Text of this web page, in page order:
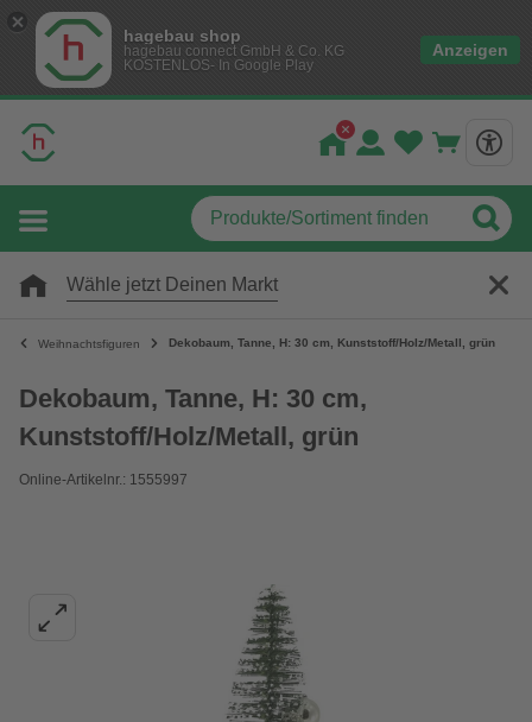
hagebau shop
hagebau connect GmbH & Co. KG
KOSTENLOS- In Google Play
Anzeigen
Wähle jetzt Deinen Markt
Weihnachtsfiguren Dekobaum, Tanne, H: 30 cm, Kunststoff/Holz/Metall, grün
Dekobaum, Tanne, H: 30 cm,
Kunststoff/Holz/Metall, grün
Online-Artikelnr.: 1555997